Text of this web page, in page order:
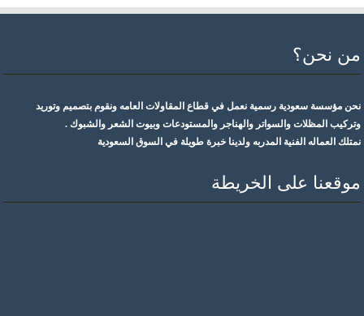
من نحن؟
نحن مؤسسة سعودية رسمية نعمل في قطاع المقاولات العامه ونقوم بتصميم وتوريد
وتركيب المظلات والسواتر والهناجر والمستودعات وبيوت الشعر والشبوك .
نمتلك العماله الفنية المدربه ولدينا خبرة طويلة في السوق السعودية
موقعنا على الخريطة